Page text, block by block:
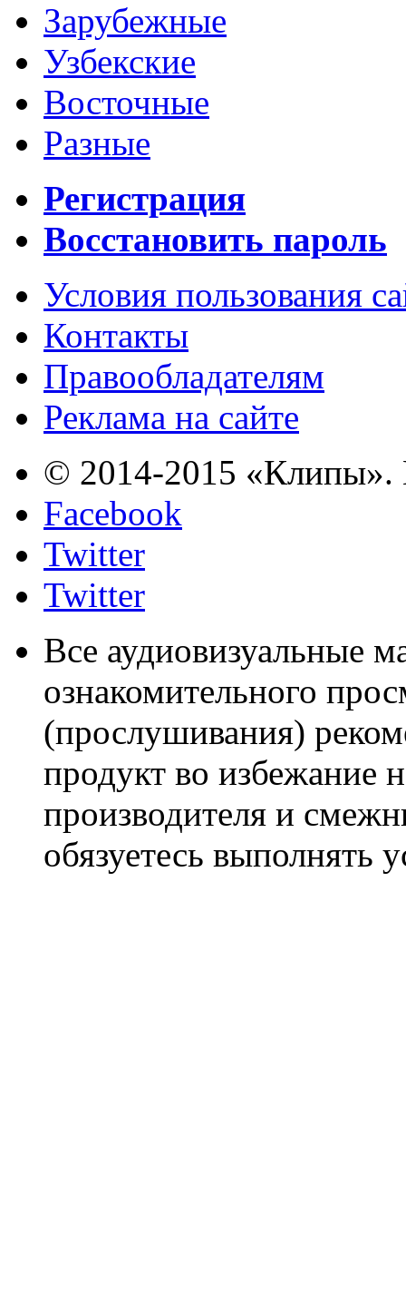
Зарубежные
Узбекские
Восточные
Разные
Регистрация
Восстановить пароль
Условия пользования
Контакты
Правообладателям
Реклама на сайте
© 2014-2015 «Клипы».
Facebook
Twitter
Twitter
Все аудиовизуальные
ознакомительного
(прослушивания)
продукт во избежание
производителя и
обязуетесь выполнять